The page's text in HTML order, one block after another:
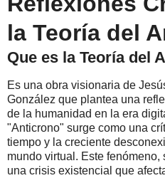
la Teoría del
Que es la Teoría del
Es una obra visionaria de
González que plantea una
de la humanidad en la era
"Anticrono" surge como una
tiempo y la creciente
mundo virtual. Este
una crisis existencial que